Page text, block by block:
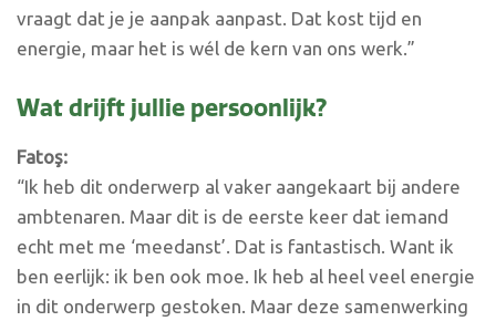
vraagt dat je je aanpak aanpast. Dat kost tijd en
energie, maar het is wél de kern van ons werk.”
Wat drijft jullie persoonlijk?
Fatoş:
“Ik heb dit onderwerp al vaker aangekaart bij andere
ambtenaren. Maar dit is de eerste keer dat iemand
echt met me ‘meedanst’. Dat is fantastisch. Want ik
ben eerlijk: ik ben ook moe. Ik heb al heel veel energie
in dit onderwerp gestoken. Maar deze samenwerking